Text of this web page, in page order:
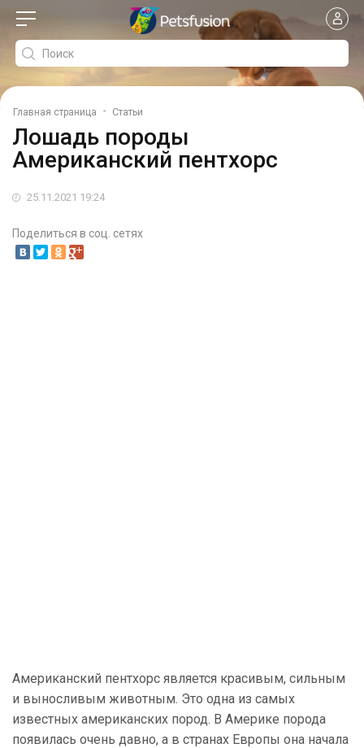
Главная страница - Статьи
Лошадь породы
Американский пентхорс
25.11.2021 19:24
Поделиться в соц. сетях
Американский пентхорс является красивым, сильным
и выносливым животным. Это одна из самых
известных американских пород. В Америке порода
появилась очень давно, а в странах Европы она начала